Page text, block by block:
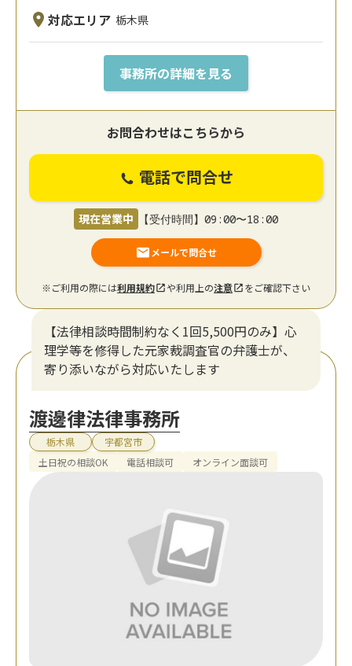
対応エリア 栃木県
事務所の詳細を見る
お問合わせはこちらから
電話で問合せ
現在営業中 【受付時間】09:00〜18:00
メールで問合せ
※ご利用の際には利用規約 や利用上の注意 をご確認下さい
【法律相談時間制約なく1回5,500円のみ】心
理学等を修得した元家裁調査官の弁護士が、
寄り添いながら対応いたします
渡邊律法律事務所
栃木県
宇都宮市
土日祝の相談OK
電話相談可 オンライン面談可